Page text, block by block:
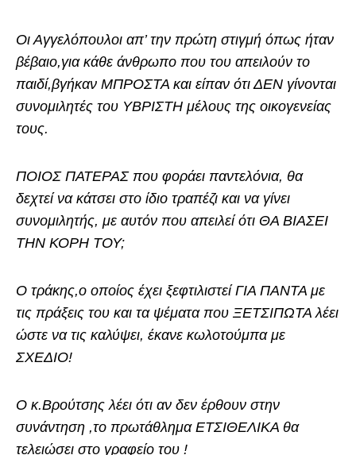
Οι Αγγελόπουλοι απ’ την πρώτη στιγμή όπως ήταν
βέβαιο,για κάθε άνθρωπο που του απειλούν το
παιδί,βγήκαν ΜΠΡΟΣΤΑ και είπαν ότι ΔΕΝ γίνονται
συνομιλητές του ΥΒΡΙΣΤΗ μέλους της οικογενείας
τους.
ΠΟΙΟΣ ΠΑΤΕΡΑΣ που φοράει παντελόνια, θα
δεχτεί να κάτσει στο ίδιο τραπέζι και να γίνει
συνομιλητής, με αυτόν που απειλεί ότι ΘΑ ΒΙΑΣΕΙ
ΤΗΝ ΚΟΡΗ ΤΟΥ;
Ο τράκης,ο οποίος έχει ξεφτιλιστεί ΓΙΑ ΠΑΝΤΑ με
τις πράξεις του και τα ψέματα που ΞΕΤΣΙΠΩΤΑ λέει
ώστε να τις καλύψει, έκανε κωλοτούμπα με
ΣΧΕΔΙΟ!
Ο κ.Βρούτσης λέει ότι αν δεν έρθουν στην
συνάντηση ,το πρωτάθλημα ΕΤΣΙΘΕΛΙΚΑ θα
τελειώσει στο γραφείο του !